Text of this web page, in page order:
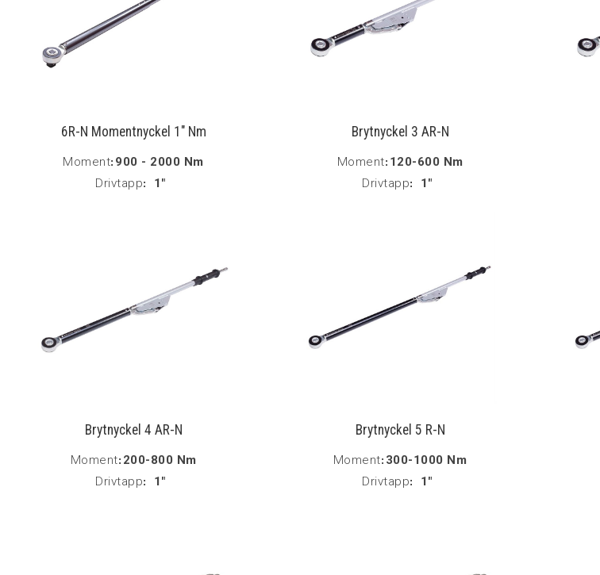
6R-N Momentnyckel 1" Nm
Moment: 900 - 2000 Nm
Drivtapp: 1"
Brytnyckel 3 AR-N
Moment: 120-600 Nm
Drivtapp: 1"
Brytnyckel 4 AR-N
Moment: 200-800 Nm
Drivtapp: 1"
Brytnyckel 5 R-N
Moment: 300-1000 Nm
Drivtapp: 1"